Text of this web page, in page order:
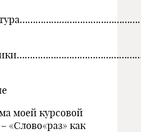
курсовой
«Слово«раз» как